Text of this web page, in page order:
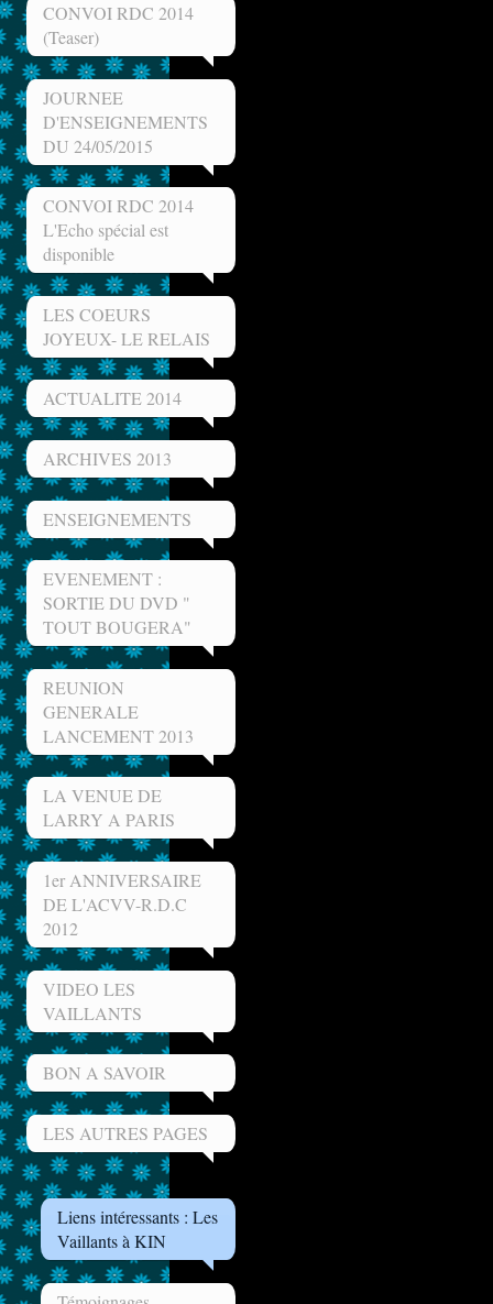
CONVOI RDC 2014
(Teaser)
JOURNEE
D'ENSEIGNEMENTS
DU 24/05/2015
CONVOI RDC 2014
L'Echo spécial est
disponible
LES COEURS
JOYEUX- LE RELAIS
ACTUALITE 2014
ARCHIVES 2013
ENSEIGNEMENTS
EVENEMENT :
SORTIE DU DVD "
TOUT BOUGERA"
REUNION
GENERALE
LANCEMENT 2013
LA VENUE DE
LARRY A PARIS
1er ANNIVERSAIRE
DE L'ACVV-R.D.C
2012
VIDEO LES
VAILLANTS
BON A SAVOIR
LES AUTRES PAGES
Liens intéressants : Les
Vaillants à KIN